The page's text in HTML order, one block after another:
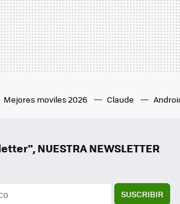
Mejores moviles 2026 Claude
NUESTRA NEWSLETTER
SUSCRIBIR